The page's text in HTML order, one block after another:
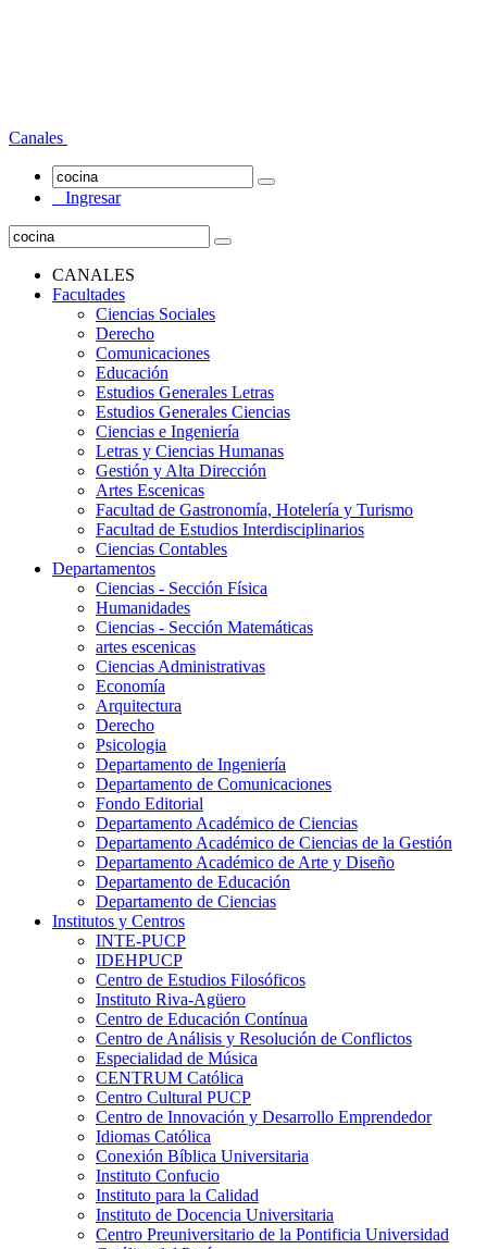
Canales
Ingresar
CANALES
Facultades
Ciencias Sociales
Derecho
Comunicaciones
Educación
Estudios Generales Letras
Estudios Generales Ciencias
Ciencias e Ingeniería
Letras y Ciencias Humanas
Gestión y Alta Dirección
Artes Escenicas
Facultad de Gastronomía, Hotelería y Turismo
Facultad de Estudios Interdisciplinarios
Ciencias Contables
Departamentos
Ciencias - Sección Física
Humanidades
Ciencias - Sección Matemáticas
artes escenicas
Ciencias Administrativas
Economía
Arquitectura
Derecho
Psicologia
Departamento de Ingeniería
Departamento de Comunicaciones
Fondo Editorial
Departamento Académico de Ciencias
Departamento Académico de Ciencias de la Gestión
Departamento Académico de Arte y Diseño
Departamento de Educación
Departamento de Ciencias
Institutos y Centros
INTE-PUCP
IDEHPUCP
Centro de Estudios Filosóficos
Instituto Riva-Agüero
Centro de Educación Contínua
Centro de Análisis y Resolución de Conflictos
Especialidad de Música
CENTRUM Católica
Centro Cultural PUCP
Centro de Innovación y Desarrollo Emprendedor
Idiomas Católica
Conexión Bíblica Universitaria
Instituto Confucio
Instituto para la Calidad
Instituto de Docencia Universitaria
Centro Preuniversitario de la Pontificia Universidad